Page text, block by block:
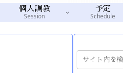
個人調教
Session
予定
Schedule